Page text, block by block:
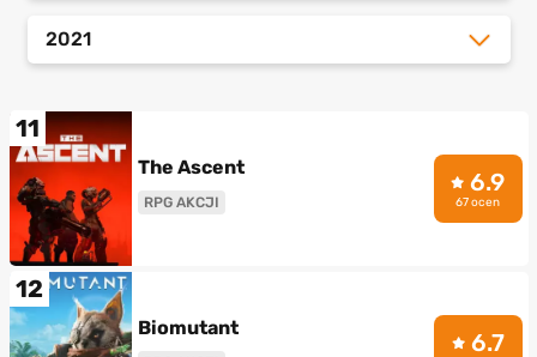
2021
11
The Ascent
RPG AKCJI
6.9
67 ocen
12
Biomutant 6.7